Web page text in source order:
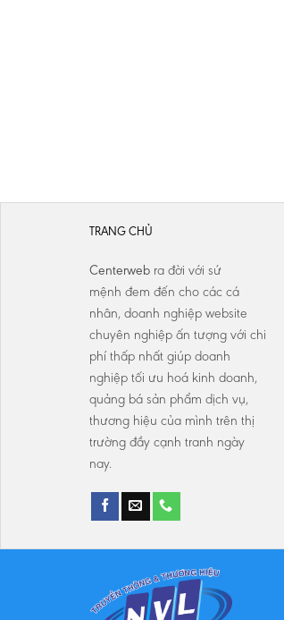
TRANG CHỦ
Centerweb ra đời với sứ
mệnh đem đến cho các cá
nhân, doanh nghiệp website
chuyên nghiệp ấn tượng với chi
phí thấp nhất giúp doanh
nghiệp tối ưu hoá kinh doanh,
quảng bá sản phẩm dịch vụ,
thương hiệu của mình trên thị
trường đầy cạnh tranh ngày
nay.